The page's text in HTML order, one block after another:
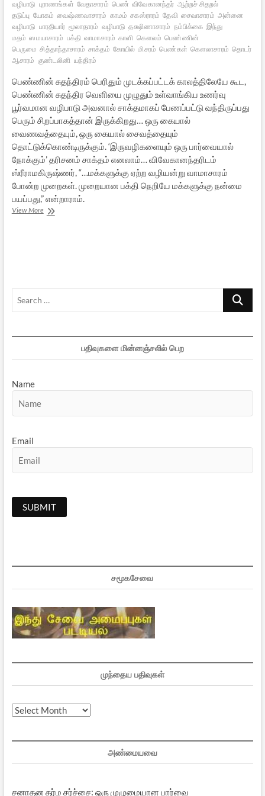
வழிபாடு புராணங்கள் வேதாசாரம் பெண் விவேகானந்தர் ஆற்றச் சிதறல்
தடுப்பு யோகம் வைஷ்ணவாசாரம் காமம் சகஸ்ராரம் தேவி சைவாசாரம் அன்னை
வழிபாடு பாரதியார் மூலாதாரம் வழிபாடு தக்ஷிணாசாரம் நம்பிக்கை இந்து
மதம் ஸமயாசாரம் பக்தி வாமாசாரம் காளி கௌலம் பெண்ணின்
பெருமை சித்தாந்தாசாரம் சாக்தம் கோயில் மிசரம் பெண்கள் கௌலாசாரம் தொடர்
ஆசாரம் குண்டலினி யந்திரம்
பெண்ணின் சுதந்திரம் பெரிதும் முடக்கப்பட்டக் காலத்திலேயே கூட,
பெண்ணின் சுதந்திர வெளியை முழுதும் உள்வாங்கிய உணர்வு
பூர்வமான வழிபாடு அவனால் சாக்தமாகப் பேணப்பட்டு வந்திருப்பது
பெரும் சிறப்பாகத்தான் இருக்கிறது… ஒரு கையால்
வைணவத்தையும், ஒரு கையால் சைவத்தையும்
தொட்டுக்கொண்டிருக்கும். ‘இருவழிகளையும் ஒரு பார்வையால்
நோக்கும்’ தரிசனம் சாக்தம் எனலாம்… விவேகானந்தரிடம்
ஸ்ரீராமகிருஷ்ணர், “…மக்களுக்கு ஏற்ற வழியன்று வாமாசாரம்
போன்ற முறைகள். முறையான பக்தி நெறியே மக்களுக்கு நன்மை
பயப்பது,” என்றாராம்.
View Moreபாரதியின்
Search
பதிவுகளை மின்னஞ்சலில் பெற
Name
Email
சமூகசேவை
முந்தைய பதிவுகள்
முந்தைய
அண்மையவை
சனாதன தர்ம சர்ச்சை: ஒரு முழுமையான பார்வை